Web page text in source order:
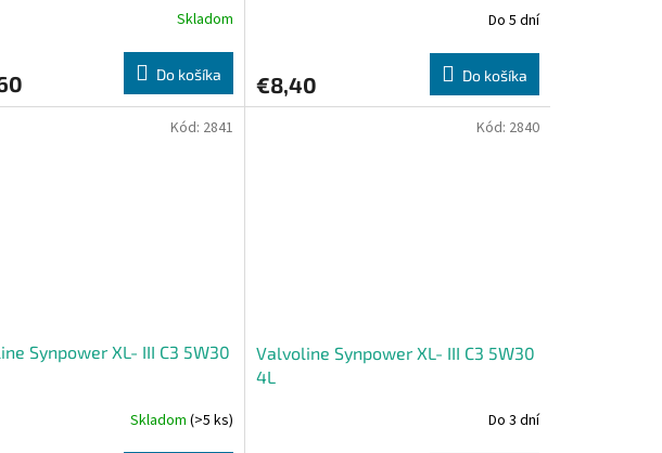
Skladom
Do košíka
Do 5 dní
€8,40 Do košíka
Synpower XL- III C3 5W30
Skladom (>5 ks)
Kód: 2841
Valvoline Synpower XL- III C3 5W30
4L
Do 3 dní
Kód: 2840